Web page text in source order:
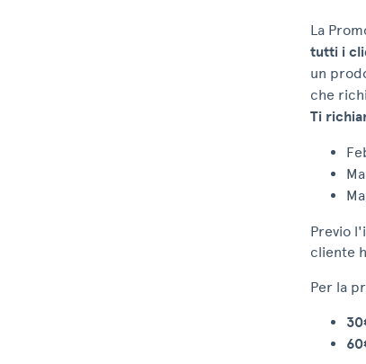
La
tutti i
un
che
Ti
Previo
cliente
Per la